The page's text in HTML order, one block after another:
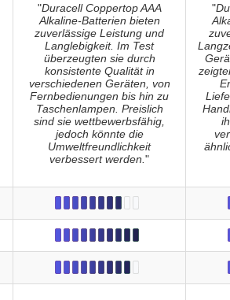
"Duracell Coppertop AAA
Alkaline-Batterien bieten
zuverlässige Leistung und
Langlebigkeit. Im Test
überzeugten sie durch
konsistente Qualität in
verschiedenen Geräten, von
Fernbedienungen bis hin zu
Taschenlampen. Preislich
sind sie wettbewerbsfähig,
jedoch könnte die
Umweltfreundlichkeit
verbessert werden."
"